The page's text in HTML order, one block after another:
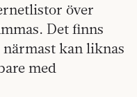
över
Det finns
kan liknas
med